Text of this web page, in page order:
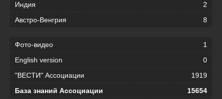
Индия
2
Австро-Венгрия
8
Фото-видео
1
English version
0
"ВЕСТИ" Ассоциации
1919
База знаний Ассоциации
15654